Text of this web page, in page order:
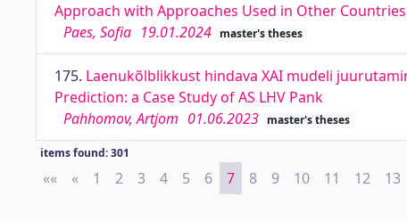
Approach with Approaches Used in Other Countries
Paes, Sofia 19.01.2024 master's theses
175. Laenukõlblikkust hindava XAI mudeli
Prediction: a Case Study of AS LHV Pank
Pahhomov, Artjom 01.06.2023 master's theses
items found: 301
«« First
« Previous
1 2 3 4 5 6 7 8 9 10 11 12 13